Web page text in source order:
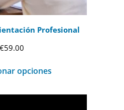
Profesional
€59.00
opciones